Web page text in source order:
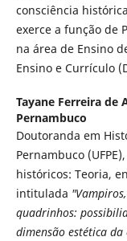
consciência
exerce a função de
na área de Ensino
Ensino e Currículo
Tayane Ferreira de
Pernambuco
Doutoranda em
Pernambuco
históricos: Teoria,
intitulada
quadrinhos:
dimensão estética